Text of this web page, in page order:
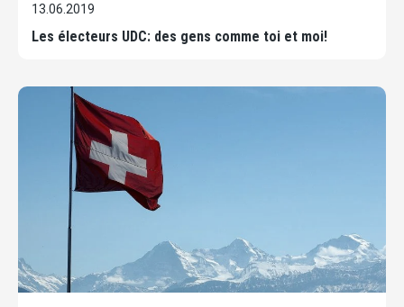
13.06.2019
Les électeurs UDC: des gens comme toi et moi!